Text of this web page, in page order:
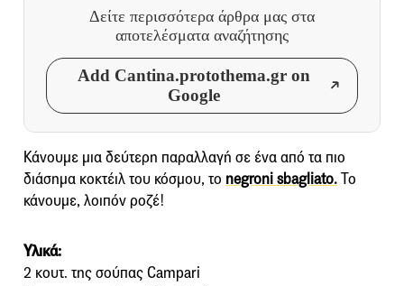
Δείτε περισσότερα άρθρα μας στα
αποτελέσματα αναζήτησης
Add Cantina.protothema.gr on
Google
Κάνουμε μια δεύτερη παραλλαγή σε ένα από τα πιο
διάσημα κοκτέιλ του κόσμου, το negroni sbagliato.Το
κάνουμε, λοιπόν ροζέ!
Υλικά:
2 κουτ. της σούπας Campari